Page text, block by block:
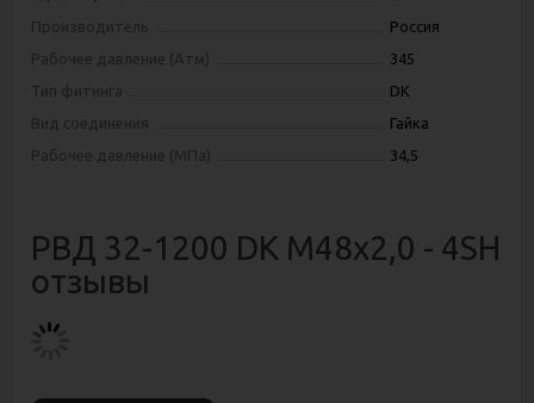
Производитель
Россия
Рабочее давление (Атм)
345
Тип фитинга
DK
Вид соединения
Гайка
Рабочее давление (МПа)
34,5
РВД 32-1200 DK М48х2,0 - 4SH
отзывы